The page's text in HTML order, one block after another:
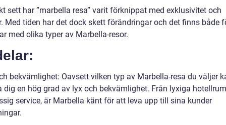
sett har ”marbella resa” varit förknippat med exklusivitet och
Med tiden har det dock skett förändringar och det finns både
med olika typer av Marbella-resor.
bekvämlighet: Oavsett vilken typ av Marbella-resa du väljer
dig en hög grad av lyx och bekvämlighet. Från lyxiga
service, är Marbella känt för att leva upp till sina kunder